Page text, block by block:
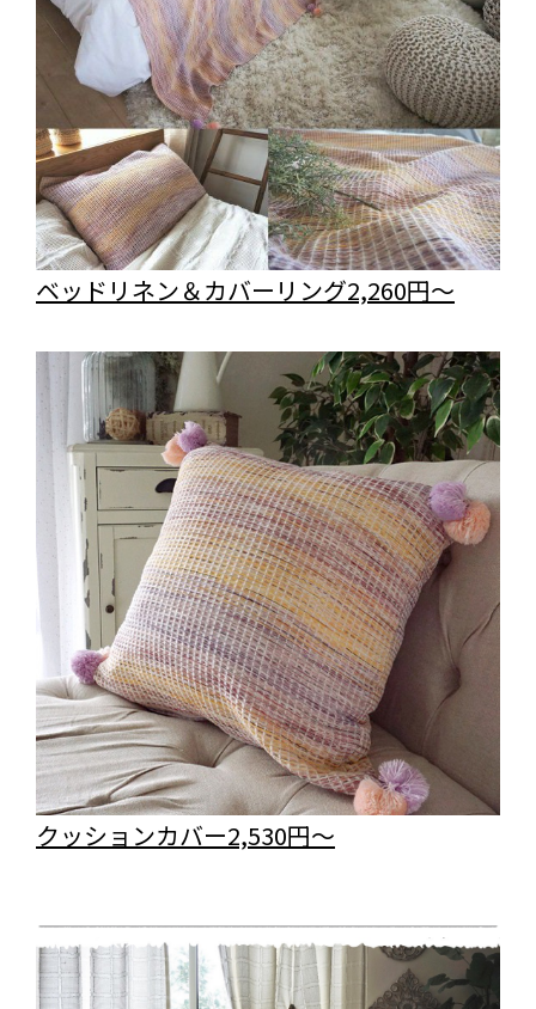
ベッドリネン＆カバーリング2,260円～
クッションカバー2,530円～